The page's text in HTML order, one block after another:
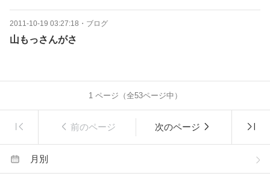
2011-10-19 03:27:18 ・ ブログ
山もっさんがさ
1ページ（全53ページ中）
前のページ 次のページ
月別